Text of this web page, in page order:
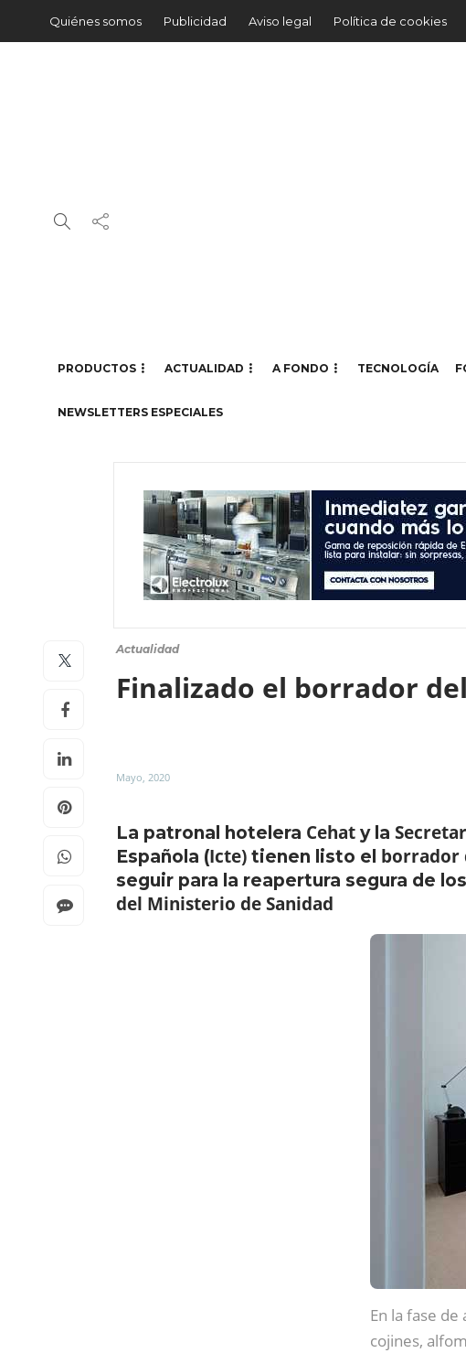
Quiénes somos Publicidad Aviso legal Política de cookies
PRODUCTOS ACTUALIDAD A FONDO TECNOLOGÍA
NEWSLETTERS ESPECIALES
Actualidad
Finalizado el borrador
Mayo, 2020
La patronal hotelera Cehat y la
Española (Icte) tienen listo el borrador
seguir para la reapertura segura de
del Ministerio de Sanidad
En la fase
cojines,